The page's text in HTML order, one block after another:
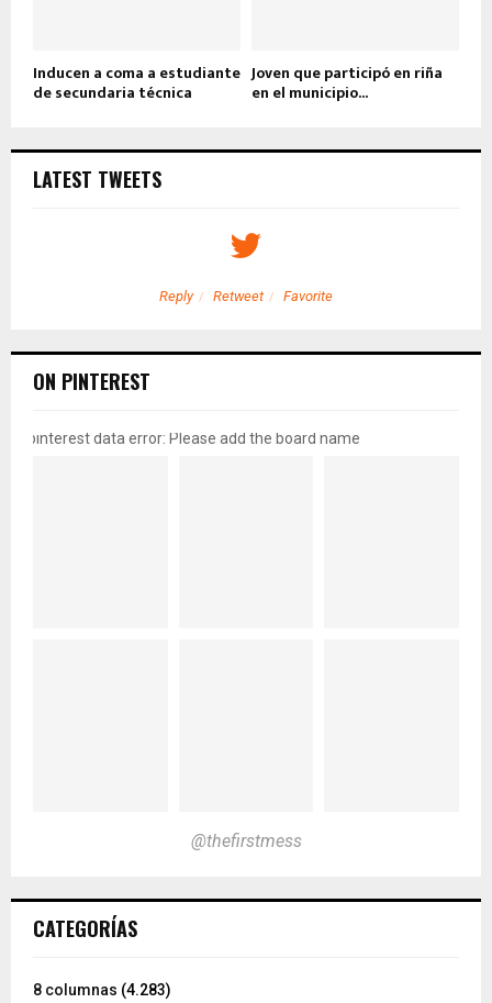
Inducen a coma a estudiante
de secundaria técnica
Joven que participó en riña
en el municipio...
LATEST TWEETS
Reply Retweet Favorite
ON PINTEREST
pinterest data error: Please add the board name
@thefirstmess
CATEGORÍAS
8 columnas (4.283)